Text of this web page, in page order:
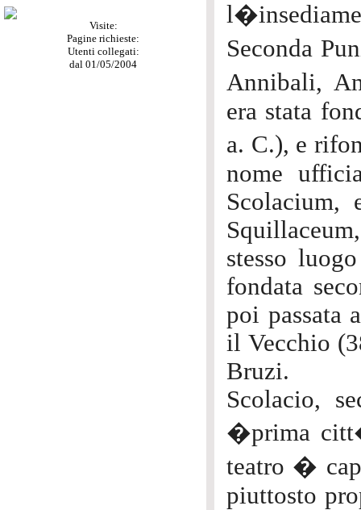
Visite:
Pagine richieste:
Utenti collegati:
dal 01/05/2004
Seconda
Annibali,
era stata
a. C.), e
nome
Scolacium,
stesso
fondata
poi passata
il Vecchio
Bruzi.
Scolacio,
�prima
teatro �
piuttosto